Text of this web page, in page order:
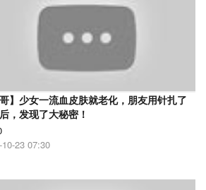
哥】少女一流血皮肤就老化，朋友用针扎了
，发现了大秘密！
23 07:30